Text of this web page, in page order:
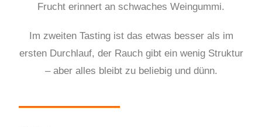
Frucht erinnert an schwaches Weingummi.
Im zweiten Tasting ist das etwas besser als im
ersten Durchlauf, der Rauch gibt ein wenigStruktur
– aber alles bleibt zu beliebig und dünn.